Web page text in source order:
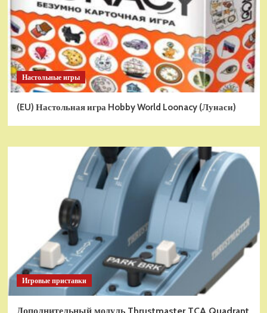
Настольные игры
(EU) Настольная игра Hobby World Loonacy (Лунаси)
Игровые приставки